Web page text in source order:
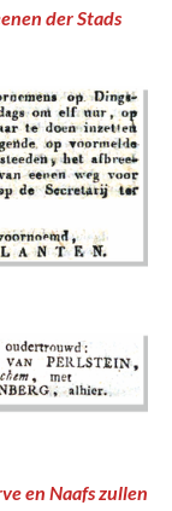
der Stads
en Naafs zullen